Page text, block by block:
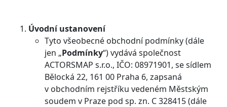
Úvodní ustanovení
Tyto všeobecné obchodní podmínky (dále
jen „Podmínky“) vydává společnost
ACTORSMAP s.r.o., IČO: 08971901, se sídlem
Bělocká 22, 161 00 Praha 6, zapsaná
v obchodním rejstříku vedeném Městským
soudem v Praze pod sp. zn. C 328415 (dále